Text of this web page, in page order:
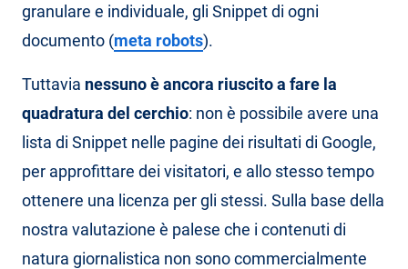
granulare e individuale, gli Snippet di ogni
documento (meta robots).
Tuttavia nessuno è ancora riuscito a fare la
quadratura del cerchio: non è possibile avere una
lista di Snippet nelle pagine dei risultati di Google,
per approfittare dei visitatori, e allo stesso tempo
ottenere una licenza per gli stessi. Sulla base della
nostra valutazione è palese che i contenuti di
natura giornalistica non sono commercialmente